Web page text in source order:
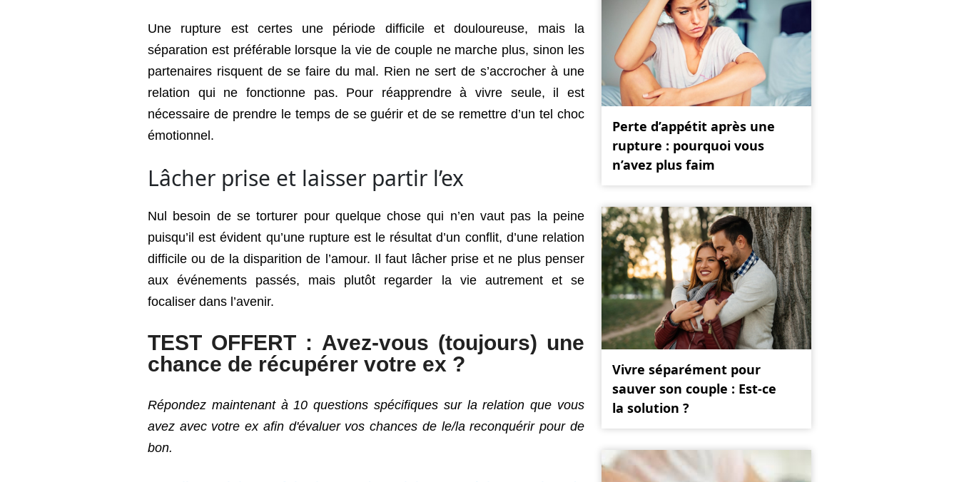
Une rupture est certes une période difficile et douloureuse, mais la
séparation est préférable lorsque la vie de couple ne marche plus, sinon les
partenaires risquent de se faire du mal. Rien ne sert de s’accrocher à une
relation qui ne fonctionne pas. Pour réapprendre à vivre seule, il est
nécessaire de prendre le temps de se guérir et de se remettre d’un tel choc
émotionnel.
Lâcher prise et laisser partir l’ex
Nul besoin de se torturer pour quelque chose qui n’en vaut pas la peine
puisqu’il est évident qu’une rupture est le résultat d’un conflit, d’une relation
difficile ou de la disparition de l’amour. Il faut lâcher prise et ne plus penser
aux événements passés, mais plutôt regarder la vie autrement et se
focaliser dans l’avenir.
TEST OFFERT : Avez-vous (toujours) une
chance de récupérer votre ex ?
Répondez maintenant à 10 questions spécifiques sur la relation que vous
avez avec votre ex afin d'évaluer vos chances de le/la reconquérir pour de
bon.
Perte d’appétit après une
rupture : pourquoi vous
n’avez plus faim
Vivre séparément pour
sauver son couple : Est-ce
la solution ?